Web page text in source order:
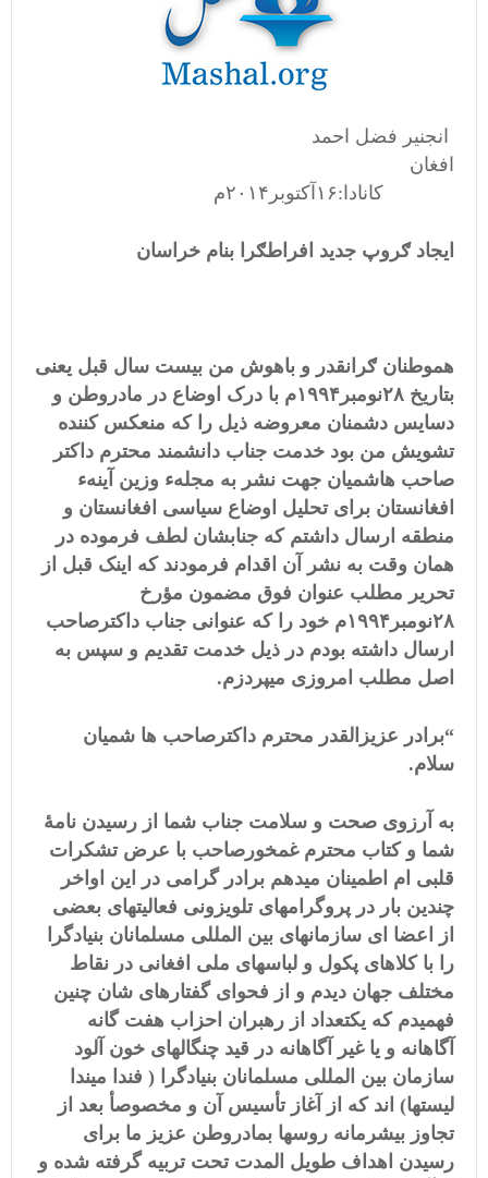
انجنیر فضل احمد
افغان
کانادا:۱۶آکتوبر۲۰۱۴م
ایجاد ګروپ جدید افراطګرا بنام خراسان
هموطنان ګرانقدر و باهوش من بیست سال قبل یعنی
بتاریخ ۲۸نومبر۱۹۹۴م با درک اوضاع در مادروطن و
دسایس دشمنان معروضه ذیل را که منعکس کننده
تشویش من بود خدمت جناب دانشمند محترم داکتر
صاحب هاشمیان جهت نشر به مجلهء وزین آینهء
افغانستان برای تحلیل اوضاع سیاسی افغانستان و
منطقه ارسال داشتم که جنابشان لطف فرموده در
همان وقت به نشر آن اقدام فرمودند که اینک قبل از
تحریر مطلب عنوان فوق مضمون مؤرخ
۲۸نومبر۱۹۹۴م خود را که عنوانی جناب داکترصاحب
ارسال داشته بودم در ذیل خدمت تقدیم و سپس به
اصل مطلب امروزی میپردزم.
“برادر عزیزالقدر محترم داکترصاحب ها شمیان
سلام.
به آرزوی صحت و سلامت جناب شما از رسیدن نامۀ
شما و کتاب محترم غمخورصاحب با عرض تشکرات
قلبی ام اطمینان میدهم برادر گرامی در این اواخر
چندین بار در پروگرامهای تلویزونی فعالیتهای بعضی
از اعضا ای سازمانهای بین المللی مسلمانان بنیادگرا
را با کلاهای پکول و لباسهای ملی افغانی در نقاط
مختلف جهان دیدم و از فحوای گفتارهای شان چنین
فهمیدم که یکتعداد از رهبران احزاب هفت گانه
آگاهانه و یا غیر آگاهانه در قید چنگالهای خون آلود
سازمان بین المللی مسلمانان بنیادگرا ( فند میند
لیستها) اند که از آغاز تأسیس آن و مخصوصأ بعد از
تجاوز بیشرمانه روسها بمادروطن عزیز ما برای
رسیدن اهداف طویل المدت تحت تربیه گرفته شده و